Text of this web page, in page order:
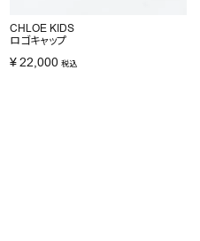
CHLOE KIDS
ロゴキャップ
¥ 22,000 税込